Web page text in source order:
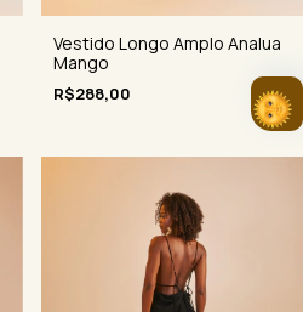
Vestido Longo Amplo Analua
Mango
R$288,00